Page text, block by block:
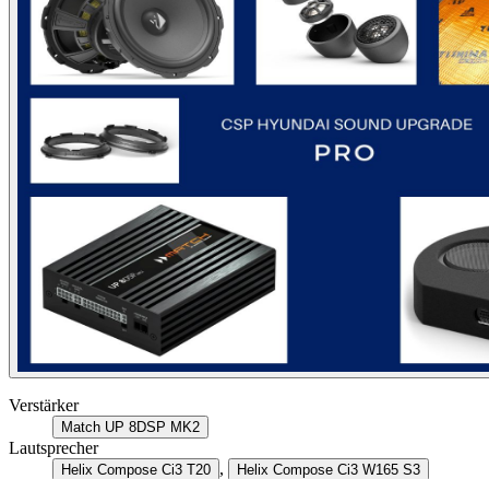
Verstärker
Match UP 8DSP MK2
Lautsprecher
Helix Compose Ci3 T20 , Helix Compose Ci3 W165 S3